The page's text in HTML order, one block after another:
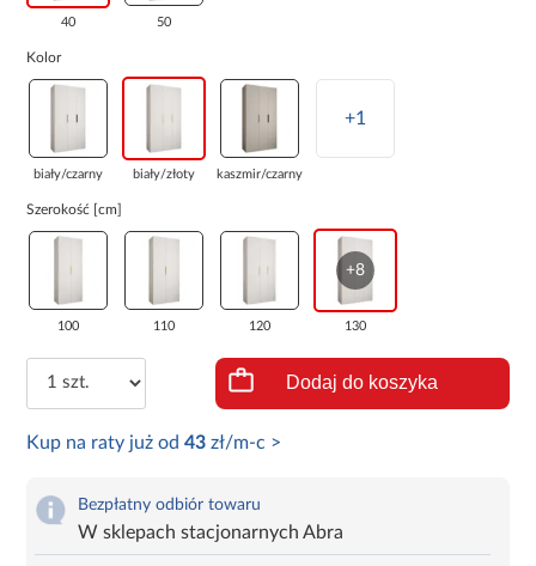
40 50
Kolor
biały/czarny biały/złoty kaszmir/czarny
+1
Szerokość [cm]
100 110 120
+8
130
Dodaj do koszyka
Kup na raty już od43 zł/m-c >
Bezpłatny odbiór towaru
W sklepach stacjonarnych Abra